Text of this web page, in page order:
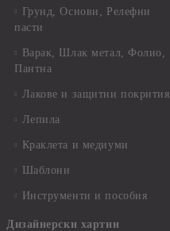
Грунд, Основи, Релефни
пасти
Варак, Шлак метал, Фолио,
Пантна
Лакове и защитни покрития
Лепила
Краклета и медиуми
Шаблони
Инструменти и пособия
Дизайнерски хартии